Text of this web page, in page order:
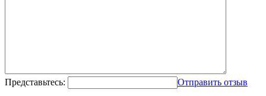
Представьтесь: Отправить отзыв